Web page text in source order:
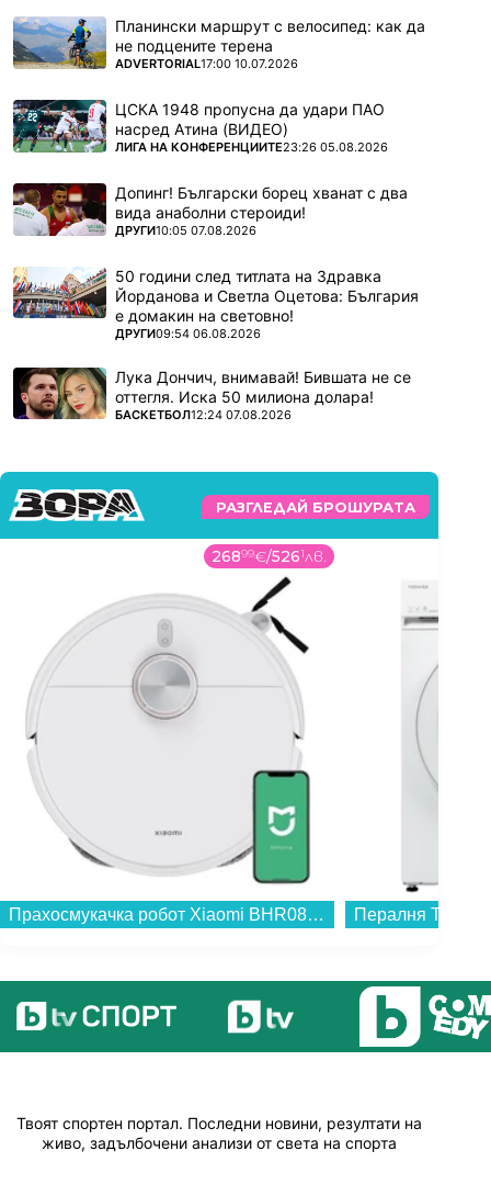
Планински маршрут с велосипед: как да
не подцените терена
ПОВЕЧЕ ОТ
ADVERTORIAL17:00 10.07.2026
ЦСКА 1948 пропусна да удари ПАО
насред Атина (ВИДЕО)
ПОВЕЧЕ ОТ
ЛИГА НА КОНФЕРЕНЦИИТЕ23:26 05.08.2026
Допинг! Български борец хванат с два
вида анаболни стероиди!
ПОВЕЧЕ ОТ
ДРУГИ10:05 07.08.2026
50 години след титлата на Здравка
Йорданова и Светла Оцетова: България
е домакин на световно!
ПОВЕЧЕ ОТ
ДРУГИ09:54 06.08.2026
Лука Дончич, внимавай! Бившата не се
оттегля. Иска 50 милиона долара!
ПОВЕЧЕ ОТ
БАСКЕТБОЛ12:24 07.08.2026
РАЗГЛЕДАЙ БРОШУРАТА
26899€/5261лв.
Прахосмукачка робот Xiaomi BHR089REU S40 Pro...
Твоят спортен портал. Последни новини, резултати на
живо, задълбочени анализи от света на спорта